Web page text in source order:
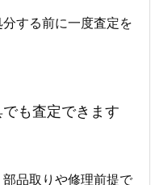
する前に一度査定を
も査定できます
品取りや修理前提で